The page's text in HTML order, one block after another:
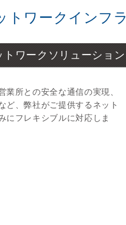
トワークインフラ
トワークソリューション
所との安全な通信の実現、
ど、弊社がご提供するネット
にフレキシブルに対応しま